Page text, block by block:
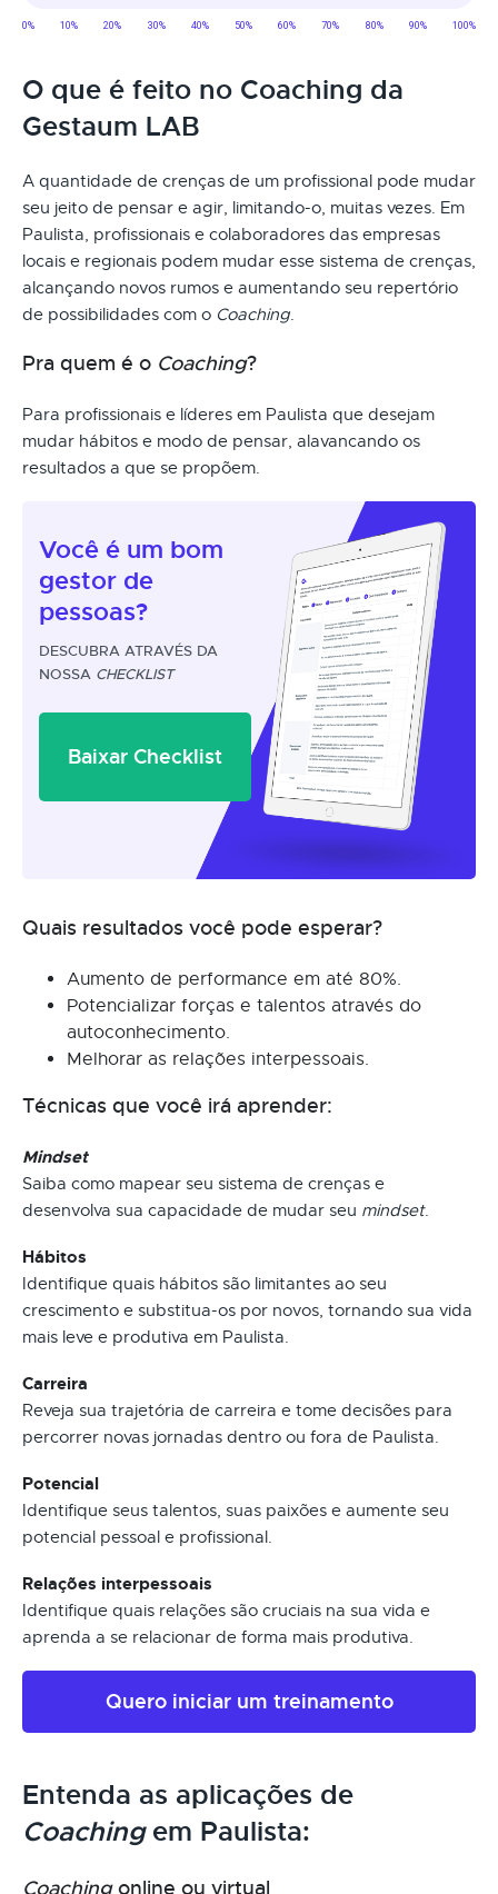
O que é feito no Coaching da
Gestaum LAB
A quantidade de crenças de um profissional pode mudar
seu jeito de pensar e agir, limitando-o, muitas vezes. Em
Paulista, profissionais e colaboradores das empresas
locais e regionais podem mudar esse sistema de crenças,
alcançando novos rumos e aumentando seu repertório
de possibilidades com o Coaching.
Pra quem é o Coaching?
Para profissionais e líderes em Paulista que desejam
mudar hábitos e modo de pensar, alavancando os
resultados a que se propõem.
Você é um bom
gestor de
pessoas?
DESCUBRA ATRAVÉS DA
NOSSA CHECKLIST
Baixar Checklist
Quais resultados você pode esperar?
Aumento de performance em até 80%.
Potencializar forças e talentos através do
autoconhecimento.
Melhorar as relações interpessoais.
Técnicas que você irá aprender:
Mindset
Saiba como mapear seu sistema de crenças e
desenvolva sua capacidade de mudar seu mindset.
Hábitos
Identifique quais hábitos são limitantes ao seu
crescimento e substitua-os por novos, tornando sua vida
mais leve e produtiva em Paulista.
Carreira
Reveja sua trajetória de carreira e tome decisões para
percorrer novas jornadas dentro ou fora de Paulista.
Potencial
Identifique seus talentos, suas paixões e aumente seu
potencial pessoal e profissional.
Relações interpessoais
Identifique quais relações são cruciais na sua vida e
aprenda a se relacionar de forma mais produtiva.
Quero iniciar um treinamento
Entenda as aplicações de
Coachingem Paulista:
Coachingonline ou virtual